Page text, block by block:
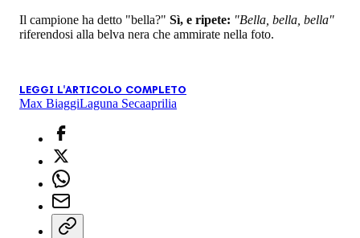
Il campione ha detto "bella?" Sì, e ripete: "Bella, bella, bella"
riferendosi alla belva nera che ammirate nella foto.
LEGGI L'ARTICOLO COMPLETO
Max BiaggiLaguna Secaaprilia